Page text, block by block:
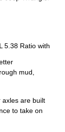
5.38 Ratio with
mud,
axles are built
to take on